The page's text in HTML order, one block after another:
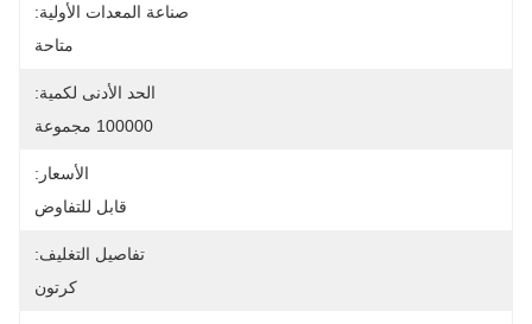
صناعة المعدات الأولية:
متاحة
الحد الأدنى لكمية:
100000 مجموعة
الأسعار:
قابل للتفاوض
تفاصيل التغليف:
كرتون